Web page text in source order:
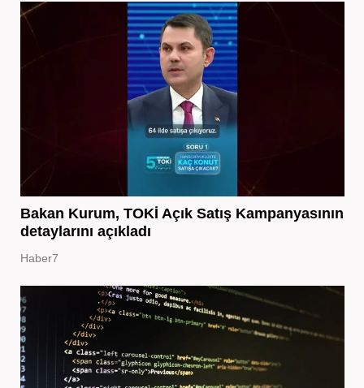
Bakan Kurum, TOKİ Açık Satış Kampanyasının
detaylarını açıkladı
Haber7